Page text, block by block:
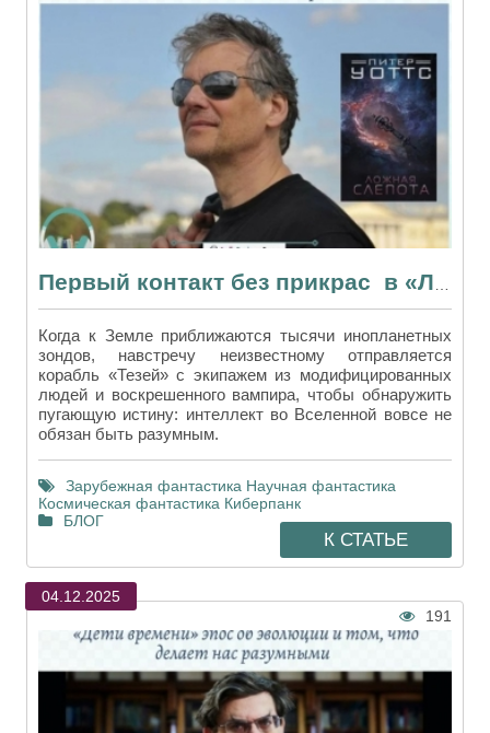
Когда к Земле приближаются тысячи инопланетных
зондов, навстречу неизвестному отправляется
корабль «Тезей» с экипажем из модифицированных
людей и воскрешенного вампира, чтобы обнаружить
пугающую истину: интеллект во Вселенной вовсе не
обязан быть разумным.
Зарубежная фантастика Научная фантастика
Космическая фантастика Киберпанк
БЛОГ
К СТАТЬЕ
04.12.2025
191